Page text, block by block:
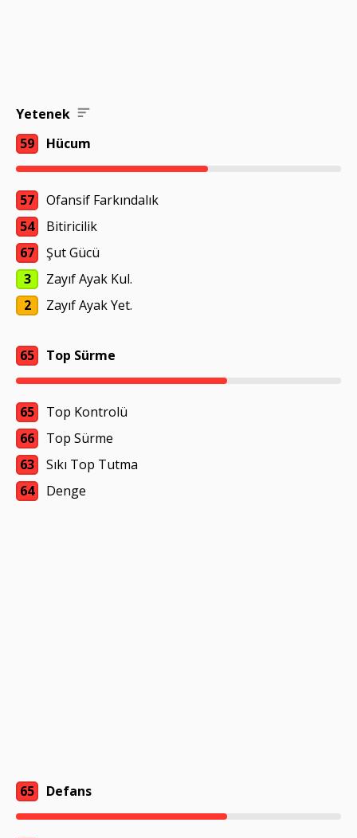
Yetenek
59
Hücum
57
Ofansif Farkındalık
54
Bitiricilik
67
Şut Gücü
3
Zayıf Ayak Kul.
2
Zayıf Ayak Yet.
65 Top Sürme
65
Top Kontrolü
66
Top Sürme
63
Sıkı Top Tutma
64
Denge
65 Defans